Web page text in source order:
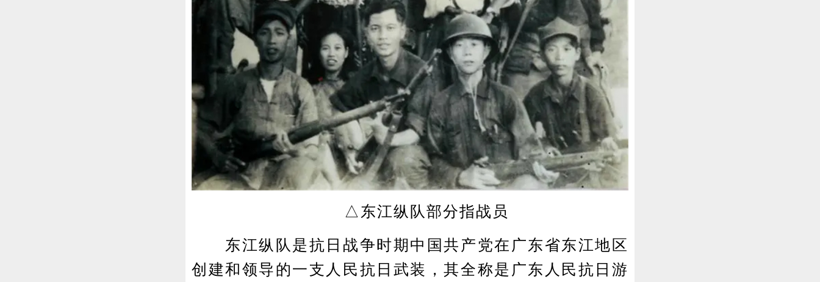
△东江纵队部分指战员
东江纵队是抗日战争时期中国共产党在广东省东江地区
创建和领导的一支人民抗日武装，其全称是广东人民抗日游